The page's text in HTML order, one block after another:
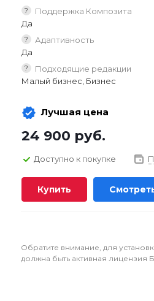
?
Поддержка Композита
Да
?
Адаптивность
Да
?
Подходящие редакции
Малый бизнес, Бизнес
Лучшая цена
24 900 руб.
Доступно к покупке
Купить
Обратите внимание, для
должна быть активная лицензия